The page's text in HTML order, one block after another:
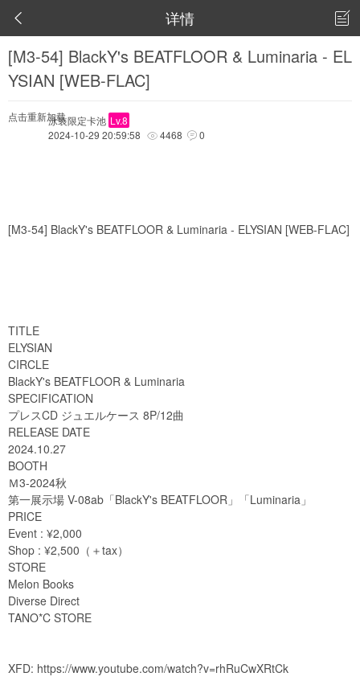
 详情 
[M3-54] BlackY's BEATFLOOR & Luminaria - EL
YSIAN [WEB-FLAC]
点击重新加载泳装限定卡池 Lv.8
2024-10-29 20:59:58
 4468  0
[M3-54] BlackY's BEATFLOOR & Luminaria - ELYSIAN [WEB-FLAC]
TITLE
ELYSIAN
CIRCLE
BlackY's BEATFLOOR & Luminaria
SPECIFICATION
プレスCD ジュエルケース 8P/12曲
RELEASE DATE
2024.10.27
BOOTH
Ｍ3-2024秋
第一展示場 V-08ab「BlackY's BEATFLOOR」「Luminaria」
PRICE
Event : ¥2,000
Shop : ¥2,500（＋tax）
STORE
Melon Books
Diverse Direct
TANO*C STORE
XFD: https://www.youtube.com/watch?v=rhRuCwXRtCk